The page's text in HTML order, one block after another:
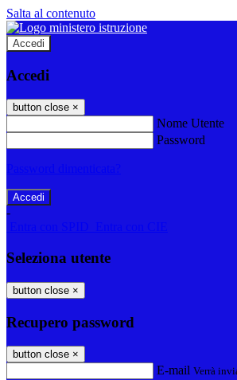
Salta al contenuto
Accedi
Accedi
button close ×
Nome Utente
Password
-
Seleziona utente
button close ×
Recupero password
button close ×
E-mail Verrà